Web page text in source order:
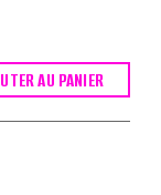
AU PANIER